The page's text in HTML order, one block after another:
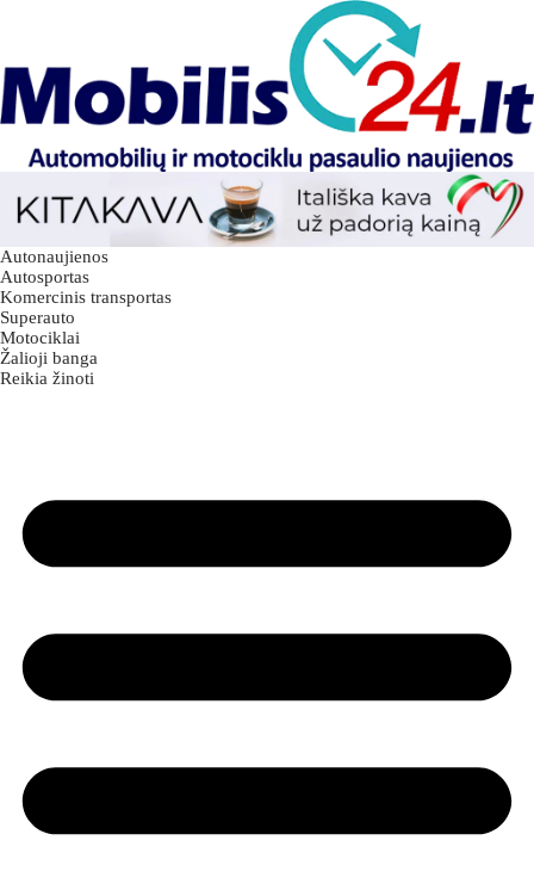
Autonaujienos
Autosportas
Komercinis transportas
Superauto
Motociklai
Žalioji banga
Reikia žinoti